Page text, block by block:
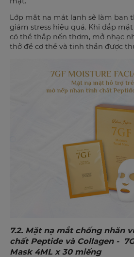
Lớp mặt nạ mát lạnh sẽ làm bạn
giảm stress hiệu quả. Khi đắp
có thể thắp nến thơm, mở nhạc
thở để cơ thể và tinh thần được
7.2. Mặt nạ mắt chống nhăn
chất Peptide và Collagen -
Mask 4ML x 30 miếng